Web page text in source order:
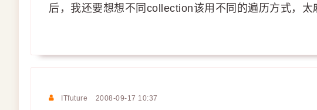
后，我还要想想不同collection该用不同的遍历方式，太
ITfuture 2008-09-17 10:37